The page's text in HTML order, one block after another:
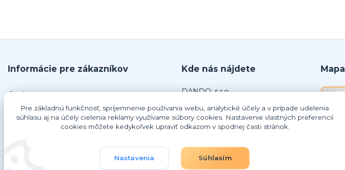
Informácie pre zákazníkov
O nás
Obchodné podmienky
Odstúpenie od zmluvy
Kde nás nájdete
DANDO, s.r.o.
925 63 Dolná Streda
IČO: 47348 259
IČ DPH: SK2023837948
Mapa
Pre základnú funkčnosť, spríjemnenie používania webu, analytické účely a v prípade udelenia
súhlasu aj na účely cielenia reklamy využívame súbory cookies. Nastavenie vlastných preferencií
cookies môžete kedykoľvek upraviť odkazom v spodnej časti stránok.
Nastavenia Súhlasím